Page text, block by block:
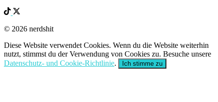
© 2026 nerdshit
Diese Website verwendet Cookies. Wenn du die Website weiterhin
nutzt, stimmst du der Verwendung von Cookies zu. Besuche unsere
Datenschutz- und Cookie-Richtlinie. Ich stimme zu